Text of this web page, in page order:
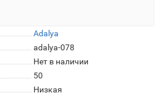
Adalya
adalya-078
Нет в наличии
50
Низкая